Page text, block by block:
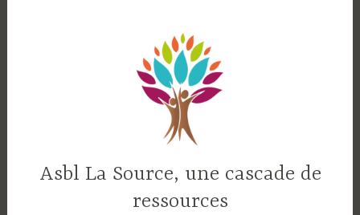
Asbl La Source, une cascade de
ressources